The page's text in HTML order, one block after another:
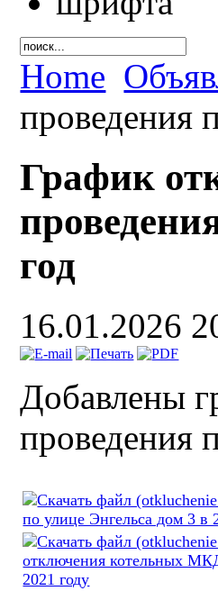
Home
проведения
График
год
16.01.2026
Добавлены
проведения
по улице Энгельса дом 3 в
отключения котельных
2021 году